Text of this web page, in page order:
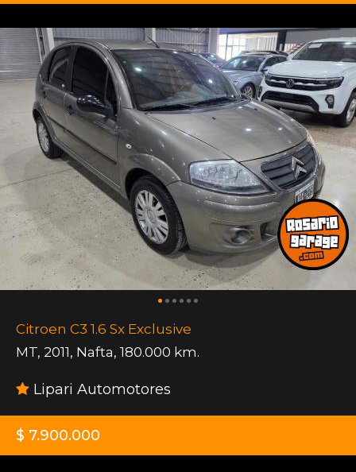
Citroen C3 1.6 Sx Exclusive
MT, 2011, Nafta, 180.000 km.
Lipari Automotores
$ 7.900.000